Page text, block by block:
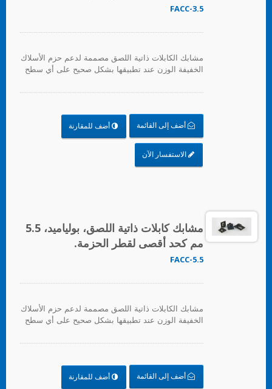
FACC-3.5
مشابك الكابلات ذاتية اللصق مصممة لدعم حزم الأسلاك
الخفيفة الوزن عند تطبيقها بشكل صحيح على أي سطح
توفير ثقب للتثبيت للبراغي. للتطبيق، ما عليك سوى
يمكن إدخال روابط الكابلات لتأمين حزم الأسلاك.
أضف إلى القائمة أضف للمقارنة
الاستفسار الآن
مشابك كابلات ذاتية اللصق، بولياميد، 5.5
مم كحد أقصى لقطر الحزمة.
FACC-5.5
مشابك الكابلات ذاتية اللصق مصممة لدعم حزم الأسلاك
الخفيفة الوزن عند تطبيقها بشكل صحيح على أي سطح
توفير ثقب للتثبيت للبراغي. للتطبيق، ما عليك سوى
يمكن إدخال روابط الكابلات لتأمين حزم الأسلاك.
أضف إلى القائمة أضف للمقارنة